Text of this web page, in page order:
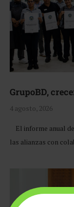
GrupoBD,
4 agosto, 2026
El informe anual
las alianzas con